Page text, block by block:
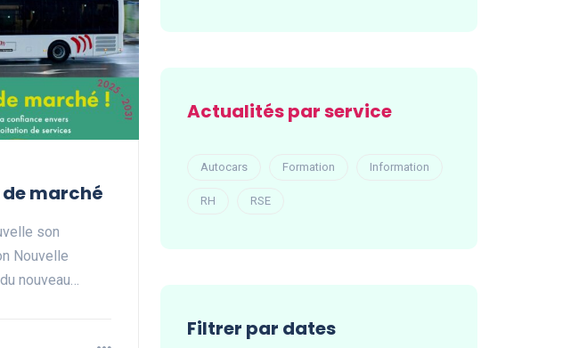
marché
son
Nouvelle
nouveau…
Actualités par service
Autocars Formation Information
RH RSE
Filtrer par dates